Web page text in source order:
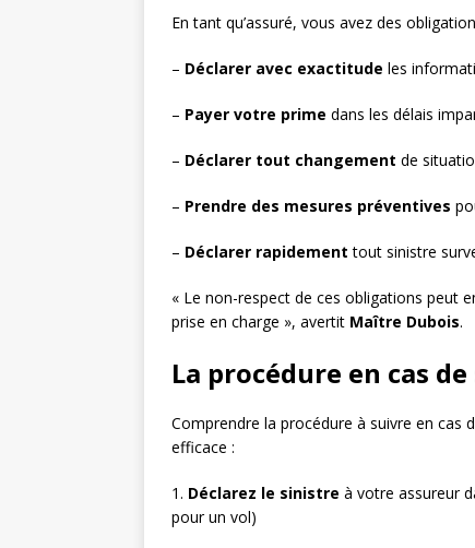
En tant qu’assuré, vous avez des
– Déclarer avec exactitude les
– Payer votre prime dans les délais
– Déclarer tout changement de
– Prendre des mesures préventives
– Déclarer rapidement tout sinistre
« Le non-respect de ces obligations peut
prise en charge », avertit Maître Dubois.
La procédure en cas
Comprendre la procédure à suivre en cas
efficace :
1. Déclarez le sinistre à votre assureur
pour un vol)